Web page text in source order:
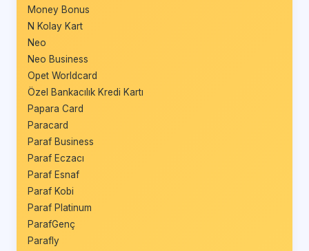
Money Bonus
N Kolay Kart
Neo
Neo Business
Opet Worldcard
Özel Bankacılık Kredi Kartı
Papara Card
Paracard
Paraf Business
Paraf Eczacı
Paraf Esnaf
Paraf Kobi
Paraf Platinum
ParafGenç
Parafly